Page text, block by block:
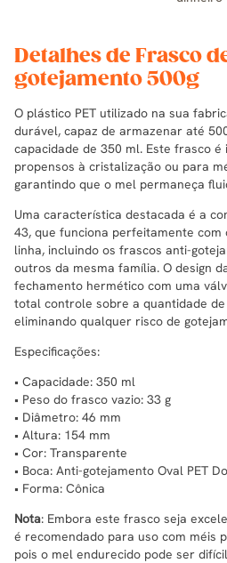
Detalhes de Frasco
gotejamento 500g
O plástico PET utilizado na sua
durável, capaz de armazenar até
capacidade de 350 ml. Este frasco
propensos à cristalização ou para
garantindo que o mel permaneça
Uma característica destacada é a
43, que funciona perfeitamente
linha, incluindo os frascos anti-
outros da mesma família. O design
fechamento hermético com uma
total controle sobre a quantidade
eliminando qualquer risco de
Especificações:
• Capacidade: 350 ml
• Peso do frasco vazio: 33 g
• Diâmetro: 46 mm
• Altura: 154 mm
• Cor: Transparente
• Boca: Anti-gotejamento Oval PET
• Forma: Cônica
Nota: Embora este frasco seja
é recomendado para uso com méis
pois o mel endurecido pode ser